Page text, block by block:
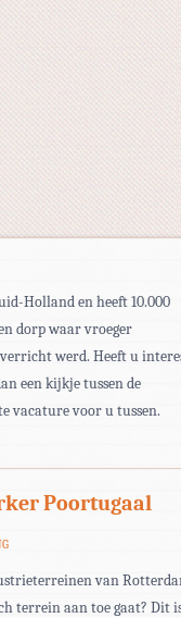
Holland en heeft 10.000
dorp waar vroeger
werd. Heeft u
een kijkje tussen de
vacature voor u tussen.
Poortugaal
van
terrein aan toe gaat? Dit